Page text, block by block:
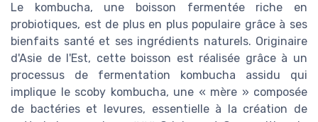
Le kombucha, une boisson fermentée riche en
probiotiques, est de plus en plus populaire grâce à ses
bienfaits santé et ses ingrédients naturels. Originaire
d'Asie de l'Est, cette boisson est réalisée grâce à un
processus de fermentation kombucha assidu qui
implique le scoby kombucha, une « mère » composée
de bactéries et levures, essentielle à la création de